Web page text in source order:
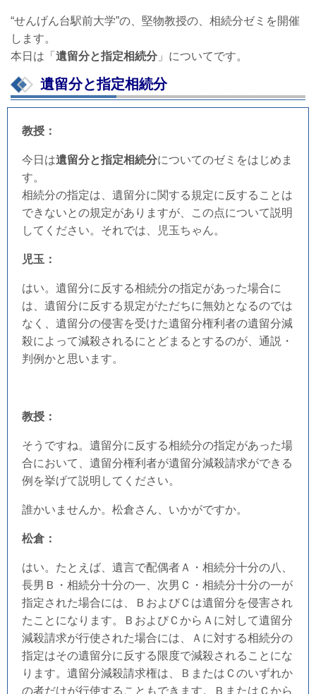
“せんげん台駅前大学”の、堅物教授の、相続分ゼミを開催
します。
本日は「 遺留分と指定相続分 」についてです。
遺留分と指定相続分
教授：
今日は遺留分と指定相続分についてのゼミをはじめま
す。
相続分の指定は、遺留分に関する規定に反することは
できないとの規定がありますが、この点について説明
してください。それでは、児玉ちゃん。
児玉：
はい。遺留分に反する相続分の指定があった場合に
は、遺留分に反する規定がただちに無効となるのでは
なく、遺留分の侵害を受けた遺留分権利者の遺留分減
殺によって減殺されるにとどまるとするのが、通説・
判例かと思います。
教授：
そうですね。遺留分に反する相続分の指定があった場
合において、遺留分権利者が遺留分減殺請求ができる
例を挙げて説明してください。
誰かいませんか。松倉さん、いかがですか。
松倉：
はい。たとえば、遺言で配偶者Ａ・相続分十分の八、
長男Ｂ・相続分十分の一、次男Ｃ・相続分十分の一が
指定された場合には、ＢおよびＣは遺留分を侵害され
たことになります。ＢおよびＣからＡに対して遺留分
減殺請求が行使された場合には、Ａに対する相続分の
指定はその遺留分に反する限度で減殺されることにな
ります。遺留分減殺請求権は、ＢまたはＣのいずれか
の者だけが行使することもできます。ＢまたはＣから